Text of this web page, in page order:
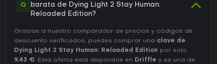
Q
barata de Dying Light 2 Stay Human:
Reloaded Edition?
Gracias a nuestro comparador de precios y códigos de
descuento verificados, puedes comprar una clave de
Dying Light 2 Stay Human: Reloaded Edition por solo
9,43 €. Esta oferta está disponible en Driffle y es una de